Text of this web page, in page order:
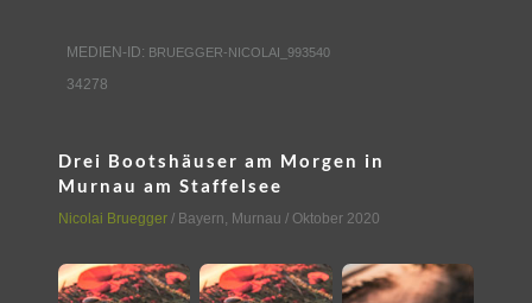
KONTAKT
MEDIEN-ID: BRUEGGER-NICOLAI_993540
34278
Drei Bootshäuser am Morgen in
Murnau am Staffelsee
Nicolai Bruegger / Bayern, Murnau / Oktober 2020